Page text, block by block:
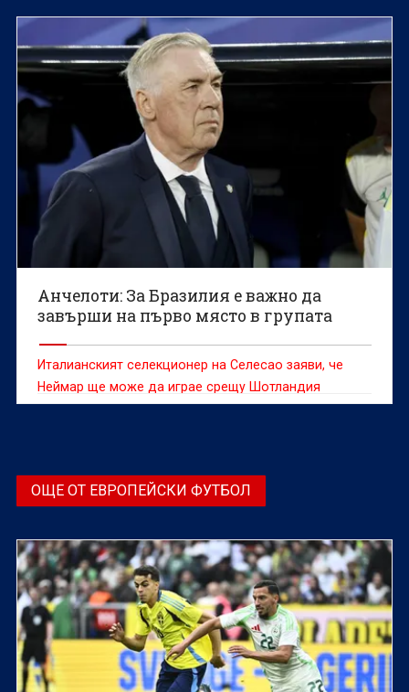
Анчелоти: За Бразилия е важно да
завърши на първо място в групата
Италианският селекционер на Селесао заяви, че
Неймар ще може да играе срещу Шотландия
ОЩЕ ОТ ЕВРОПЕЙСКИ ФУТБОЛ